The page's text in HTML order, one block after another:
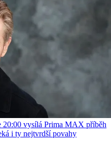
20:00 vysílá Prima MAX příběh
i ty nejtvrdší povahy